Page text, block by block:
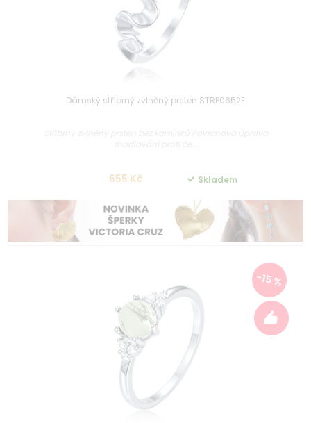
Dámský stříbrný zvlněný prsten STRP0652F
655 Kč Skladem
-15 %